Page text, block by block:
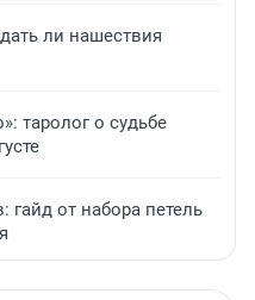
ли нашествия
таролог о судьбе
гайд от набора петель